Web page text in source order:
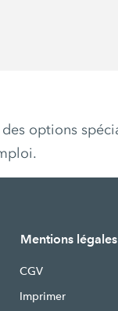
options
Mentions légales
CGV
Imprimer